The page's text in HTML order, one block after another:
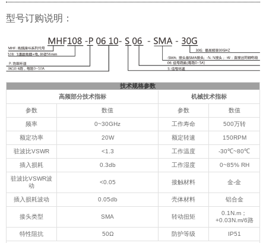
型号订购说明：
技术规格参数
高频部分技术指标
机械技术指标
参数 数值 参数 数值
频率 0~30GHz 工作寿命 500万转
额定功率 20W 额定转速 150RPM
驻波比VSWR <1.3 工作温度 -30℃~80℃
插入损耗 0.3db 工作湿度 0~85% RH
驻波比VSWR波
动
<0.05 接触材料 金-金
插入损耗波动 0.05db 壳体材料 铝合金
接头类型 SMA 转动扭矩
0.1N.m；
+0.03N.m/6路
特性阻抗 50Ω 防护等级 IP51